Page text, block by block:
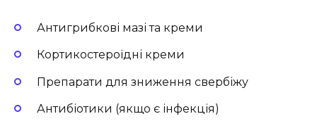
Антигрибкові мазі та креми
Кортикостероїдні креми
Препарати для зниження свербіжу
Антибіотики (якщо є інфекція)